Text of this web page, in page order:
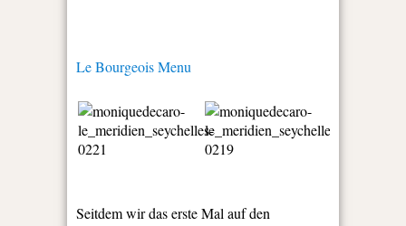
Le Bourgeois Menu
Seitdem wir das erste Mal auf den